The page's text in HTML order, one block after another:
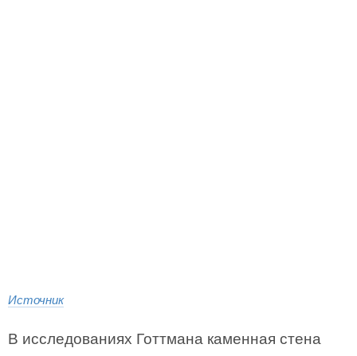
Источник
В исследованиях Готтмана каменная стена